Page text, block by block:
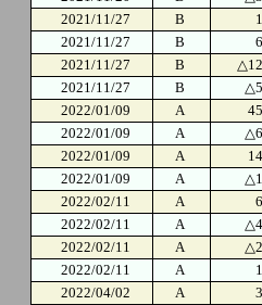
2021/11/27
B
2021/11/27
B
2021/11/27
B
2021/11/27
B
2022/01/09
A
2022/01/09
A
2022/01/09
A
2022/01/09
A
2022/02/11
A
2022/02/11
A
2022/02/11
A
2022/02/11
A
2022/04/02
A